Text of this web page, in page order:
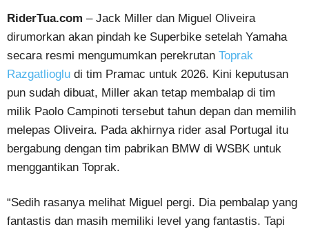
RiderTua.com – Jack Miller dan Miguel Oliveira
dirumorkan akan pindah ke Superbike setelah Yamaha
secara resmi mengumumkan perekrutan Toprak
Razgatlioglu di tim Pramac untuk 2026. Kini keputusan
pun sudah dibuat, Miller akan tetap membalap di tim
milik Paolo Campinoti tersebut tahun depan dan memilih
melepas Oliveira. Pada akhirnya rider asal Portugal itu
bergabung dengan tim pabrikan BMW di WSBK untuk
menggantikan Toprak.
“Sedih rasanya melihat Miguel pergi. Dia pembalap yang
fantastis dan masih memiliki level yang fantastis. Tapi